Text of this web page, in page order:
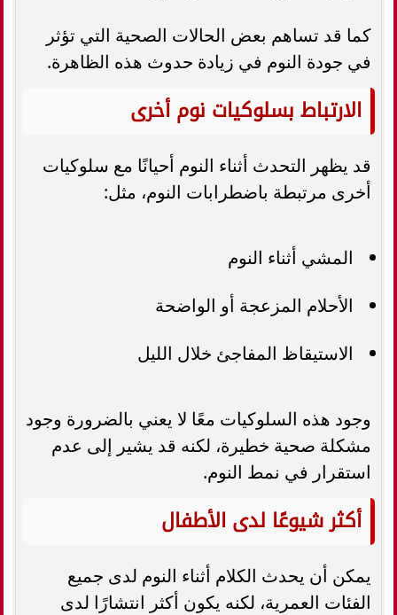
كما قد تساهم بعض الحالات الصحية التي تؤثر
في جودة النوم في زيادة حدوث هذه الظاهرة.
الارتباط بسلوكيات نوم أخرى
قد يظهر التحدث أثناء النوم أحيانًا مع سلوكيات
أخرى مرتبطة باضطرابات النوم، مثل:
المشي أثناء النوم
الأحلام المزعجة أو الواضحة
الاستيقاظ المفاجئ خلال الليل
وجود هذه السلوكيات معًا لا يعني بالضرورة وجود
مشكلة صحية خطيرة، لكنه قد يشير إلى عدم
استقرار في نمط النوم.
أكثر شيوعًا لدى الأطفال
يمكن أن يحدث الكلام أثناء النوم لدى جميع
الفئات العمرية، لكنه يكون أكثر انتشارًا لدى